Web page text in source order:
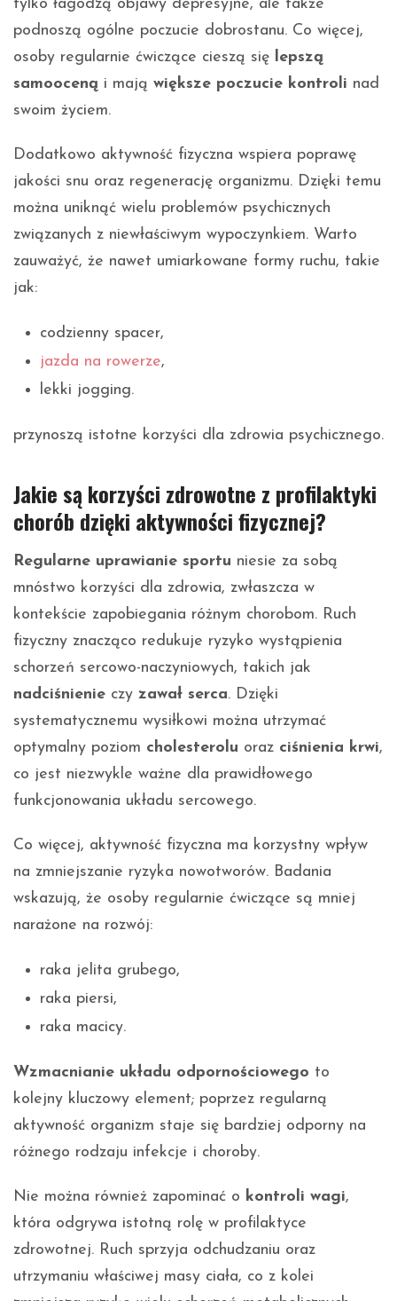
tylko łagodzą objawy depresyjne, ale także
podnoszą ogólne poczucie dobrostanu. Co więcej,
osoby regularnie ćwiczące cieszą się lepszą
samooceną i mają większe poczucie kontroli nad
swoim życiem.
Dodatkowo aktywność fizyczna wspiera poprawę
jakości snu oraz regenerację organizmu. Dzięki temu
można uniknąć wielu problemów psychicznych
związanych z niewłaściwym wypoczynkiem. Warto
zauważyć, że nawet umiarkowane formy ruchu, takie
jak:
codzienny spacer,
jazda na rowerze,
lekki jogging.
przynoszą istotne korzyści dla zdrowia psychicznego.
Jakie są korzyści zdrowotne z profilaktyki
chorób dzięki aktywności fizycznej?
Regularne uprawianie sportu niesie za sobą
mnóstwo korzyści dla zdrowia, zwłaszcza w
kontekście zapobiegania różnym chorobom. Ruch
fizyczny znacząco redukuje ryzyko wystąpienia
schorzeń sercowo-naczyniowych, takich jak
nadciśnienie czy zawał serca. Dzięki
systematycznemu wysiłkowi można utrzymać
optymalny poziom cholesterolu oraz ciśnienia krwi,
co jest niezwykle ważne dla prawidłowego
funkcjonowania układu sercowego.
Co więcej, aktywność fizyczna ma korzystny wpływ
na zmniejszanie ryzyka nowotworów. Badania
wskazują, że osoby regularnie ćwiczące są mniej
narażone na rozwój:
raka jelita grubego,
raka piersi,
raka macicy.
Wzmacnianie układu odpornościowego to
kolejny kluczowy element; poprzez regularną
aktywność organizm staje się bardziej odporny na
różnego rodzaju infekcje i choroby.
Nie można również zapominać o kontroli wagi,
która odgrywa istotną rolę w profilaktyce
zdrowotnej. Ruch sprzyja odchudzaniu oraz
utrzymaniu właściwej masy ciała, co z kolei